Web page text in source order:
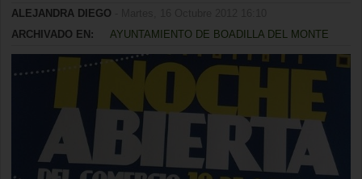
ALEJANDRA DIEGO
ARCHIVADO EN:
AYUNTAMIENTO DE BOADILLA DEL MONTE